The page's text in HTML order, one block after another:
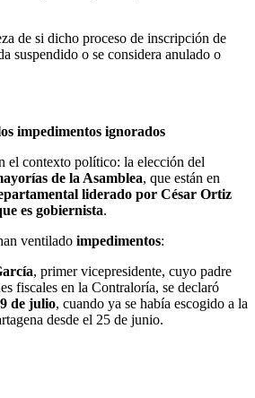
de si dicho proceso de inscripción de
suspendido o se considera anulado o
impedimentos ignorados
el contexto político: la elección del
de la Asamblea, que están en
liderado por César Ortiz
es gobiernista.
ventilado impedimentos:
, primer vicepresidente, cuyo padre
fiscales en la Contraloría, se declaró
de julio, cuando ya se había escogido a la
desde el 25 de junio.